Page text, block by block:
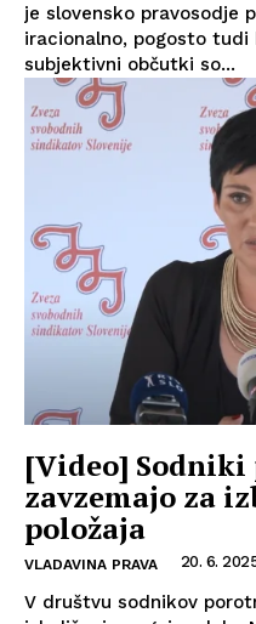
je slovensko pravosodje
iracionalno, pogosto
subjektivni občutki so...
[Video]
zavzemajo za
položaja
VLADAVINA PRAVA 20. 6.
V društvu sodnikov